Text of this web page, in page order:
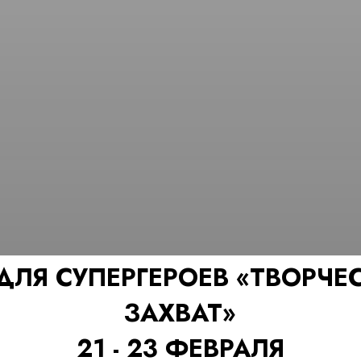
СУПЕРГЕРОЕВ
ЗАХВАТ»
21 - 23 ФЕВРАЛЯ